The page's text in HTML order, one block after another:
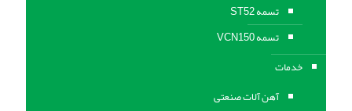
تسمه ST52
تسمه VCN150
خدمات
آهن آلات صنعتی